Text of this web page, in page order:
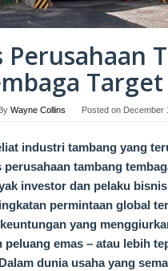
Perusahaan
Target
Wayne Collins Posted on December
industri tambang yang
perusahaan tambang
investor dan pelaku
permintaan global
yang
peluang emas – atau lebih
dunia usaha yang